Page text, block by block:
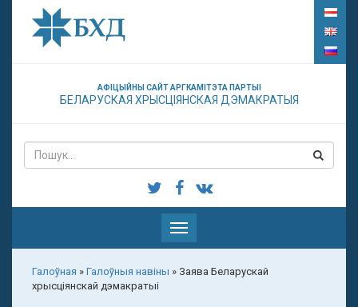
АФІЦЫЙНЫ САЙТ АРГКАМІТЭТА ПАРТЫІ
БЕЛАРУСКАЯ ХРЫСЦІЯНСКАЯ ДЭМАКРАТЫЯ
Паказаць
меню
Галоўная » Галоўныя навіны » Заява Беларускай
хрысціянскай дэмакратыі